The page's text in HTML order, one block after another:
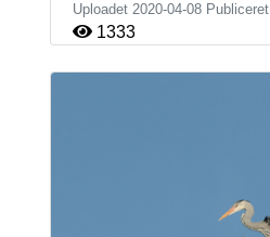
Uploadet 2020-04-08 Publiceret
1333